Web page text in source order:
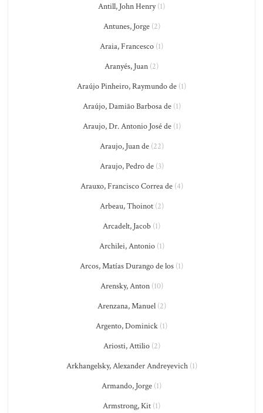
Antill, John Henry(1)
Antunes, Jorge(2)
Araia, Francesco (1)
Aranyés, Juan (2)
Araújo Pinheiro, Raymundo de (1)
Araújo, Damião Barbosa de(1)
Araujo, Dr. Antonio José de(1)
Araujo, Juan de(22)
Araujo, Pedro de(3)
Arauxo, Francisco Correa de(4)
Arbeau, Thoinot(2)
Arcadelt, Jacob (1)
Archilei, Antonio(1)
Arcos, Matías Durango de los (1)
Arensky, Anton(10)
Arenzana, Manuel(2)
Argento, Dominick (1)
Ariosti, Attilio(2)
Arkhangelsky, Alexander Andreyevich(1)
Armando, Jorge (1)
Armstrong, Kit (1)